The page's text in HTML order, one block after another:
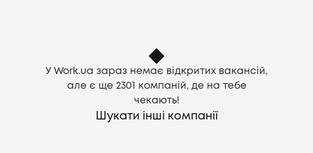
У Work.ua зараз немає відкритих вакансій,
але є ще 2301
компаній, де на тебе
чекають!
Шукати інші компанії